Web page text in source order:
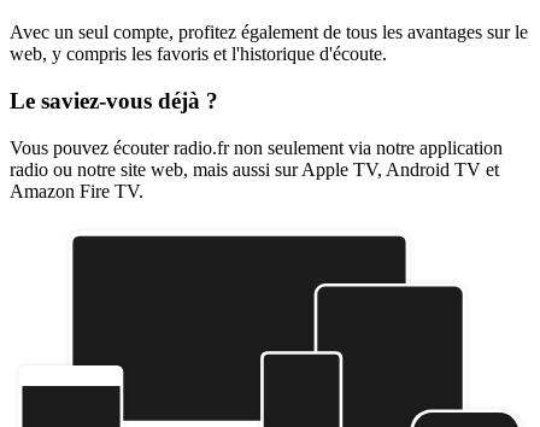
Avec un seul compte, profitez également de tous les avantages sur le
web, y compris les favoris et l'historique d'écoute.
Le saviez-vous déjà ?
Vous pouvez écouter radio.fr non seulement via notre application
radio ou notre site web, mais aussi sur Apple TV, Android TV et
Amazon Fire TV.